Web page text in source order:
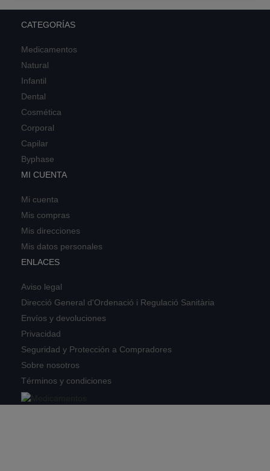
CATEGORÍAS
Medicamentos
Natural
Infantil
Dental
Cosmética
Corporal
Capilar
Byphase
MI CUENTA
Mi cuenta
Mis compras
Mis direcciones
Mis datos personales
ENLACES
Aviso legal
Direcció General d'Ordenació i Regulació Sanitària
Envíos y devoluciones
Privacidad
Seguridad y Protección a Compradores
Sobre nosotros
Términos y condiciones